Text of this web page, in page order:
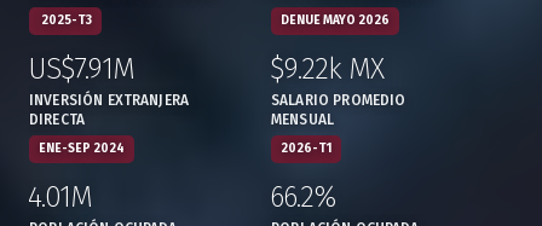
2025-T3 DENUE MAYO 2026
ENE-SEP 2024
:US$7.91M
INVERSIÓN EXTRANJERA
DIRECTA
2026-T1
:$9.22k MX,
SALARIO PROMEDIO
MENSUAL
:4.01M :66.2%